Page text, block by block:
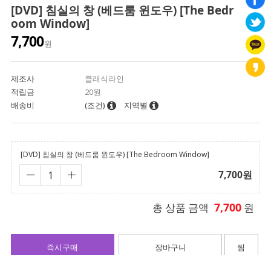
[DVD] 침실의 창 (베드룸 윈도우) [The Bedr
oom Window]
7,700원
제조사
클래식라인
적립금
20원
배송비
(조건) 지역별
[DVD] 침실의 창 (베드룸 윈도우) [The Bedroom Window]
7,700원
총 상품 금액 7,700 원
장바구니
즉시구매 찜